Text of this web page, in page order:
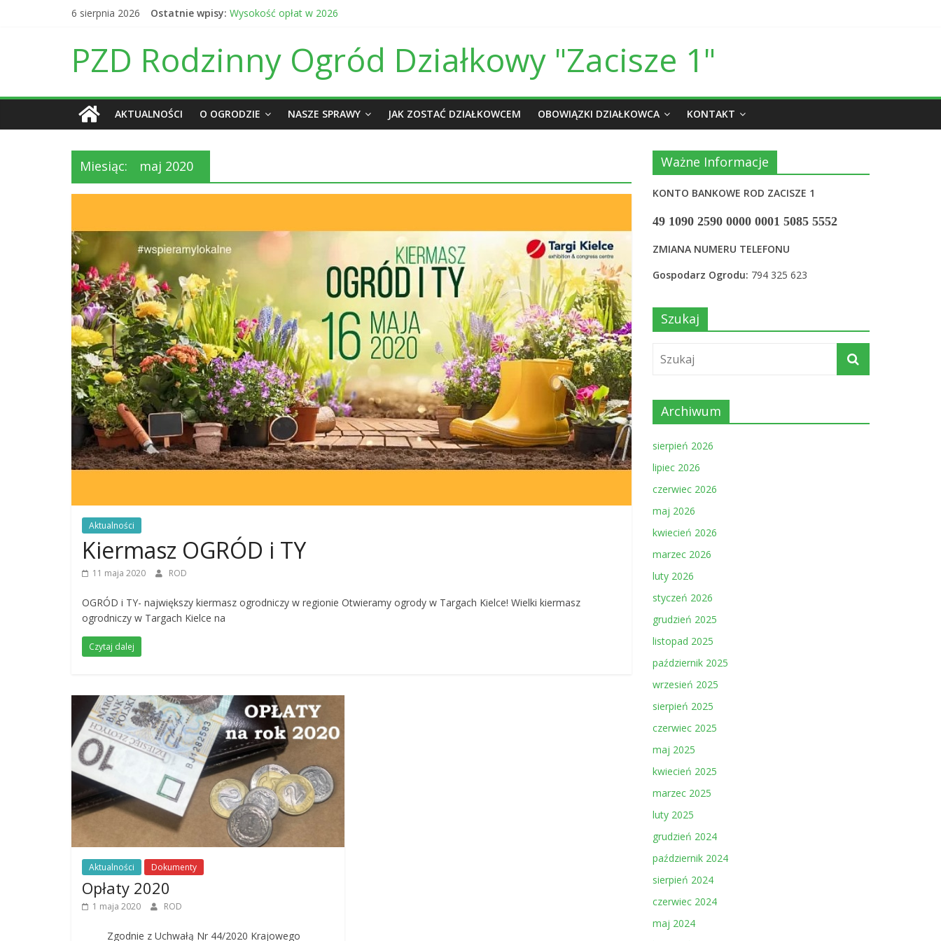
6 sierpnia 2026 Ostatnie wpisy: Wysokość opłat w 2026
Daty otwarcia bramy w sierpniu i wrześniu br.
Informacja finansowa dot. prowadzenia ROD Zacisze I w Kielcach za 2025 r.
Daty otwarcia bramy wjazdowej w czerwcu i lipcu
PZD Rodzinny Ogród Działkowy "Zacisze 1"
AKTUALNOŚCI O OGRODZIE NASZE SPRAWY JAK ZOSTAĆ DZIAŁKOWCEM OBOWIĄZKI DZIAŁKOWCA KONTAKT
Miesiąc: maj 2020
Aktualności
Kiermasz OGRÓD i TY
11 maja 2020 ROD
OGRÓD i TY- największy kiermasz ogrodniczy w regionie Otwieramy ogrody w Targach Kielce! Wielki kiermasz
ogrodniczy w Targach Kielce na
Czytaj dalej
Aktualności Dokumenty
Opłaty 2020
1 maja 2020 ROD
Zgodnie z Uchwałą Nr 44/2020 Krajowego
Ważne Informacje
KONTO BANKOWE ROD ZACISZE 1
49 1090 2590 0000 0001 5085 5552
ZMIANA NUMERU TELEFONU
Gospodarz Ogrodu: 794 325 623
Szukaj
Archiwum
sierpień 2026
lipiec 2026
czerwiec 2026
maj 2026
kwiecień 2026
marzec 2026
luty 2026
styczeń 2026
grudzień 2025
listopad 2025
październik 2025
wrzesień 2025
sierpień 2025
czerwiec 2025
maj 2025
kwiecień 2025
marzec 2025
luty 2025
grudzień 2024
październik 2024
sierpień 2024
czerwiec 2024
maj 2024